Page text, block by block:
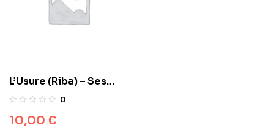
L’Usure (Riba) – Ses
formes & Ses dangers –
0
10,00 €